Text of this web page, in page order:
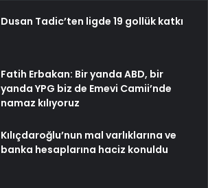
Dusan Tadic’ten ligde 19 gollük katkı
Fatih Erbakan: Bir yanda ABD, bir
yanda YPG biz de Emevi Camii’nde
namaz kılıyoruz
Kılıçdaroğlu’nun mal varlıklarına ve
banka hesaplarına haciz konuldu